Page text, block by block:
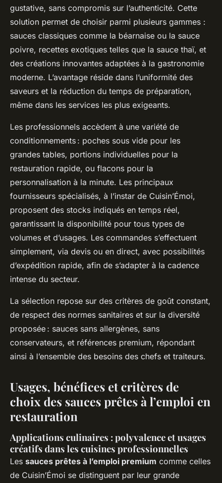
gustative, sans compromis sur l’authenticité. Cette
solution permet de choisir parmi plusieurs gammes :
sauces classiques comme la béarnaise ou la sauce
poivre, recettes exotiques telles que la sauce thaï, et
des créations innovantes adaptées à la gastronomie
moderne. L’avantage réside dans l’uniformité des
saveurs et la réduction du temps de préparation,
même dans les services les plus exigeants.
Les professionnels accèdent à une variété de
conditionnements : poches sous vide pour les
grandes tables, portions individuelles pour la
restauration rapide, ou flacons pour la
personnalisation à la minute. Les principaux
fournisseurs spécialisés, à l’instar de Cuisin’Émoi,
proposent des stocks indiqués en temps réel,
garantissant la disponibilité pour tous types de
volumes et d’usages. Les commandes s’effectuent
simplement, via devis ou en direct, avec possibilités
d’expédition rapide, afin de s’adapter à la cadence
intense du secteur.
La sélection repose sur des critères de goût constant,
de respect des normes sanitaires et sur la diversité
proposée : sauces sans allergènes, sans
conservateurs, et références premium, répondant
ainsi à l’ensemble des besoins des chefs et traiteurs.
Usages, bénéfices et critères de
choix des sauces prêtes à l’emploi en
restauration
Applications culinaires : polyvalence et usages
créatifs dans les cuisines professionnelles
Les sauces prêtes à l’emploi premium comme celles
de Cuisin’Émoi se distinguent par leur grande